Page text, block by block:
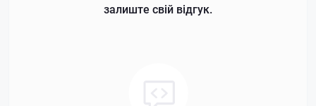
залиште свій відгук.